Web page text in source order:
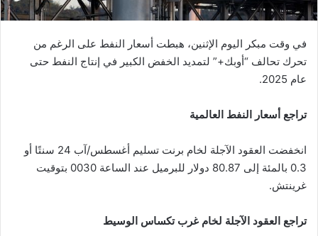
في وقت مبكر اليوم الإثنين، هبطت أسعار النفط على الرغم من
تحرك تحالف “أوبك+” لتمديد الخفض الكبير في إنتاج النفط حتى
عام 2025.
تراجع أسعار النفط العالمية
انخفضت العقود الآجلة لخام برنت تسليم أغسطس/آب 24 سنتًا أو
0.3 بالمئة إلى 80.87 دولار للبرميل عند الساعة 0030 بتوقيت
غرينتش.
تراجع العقود الآجلة لخام غرب تكساس الوسيط